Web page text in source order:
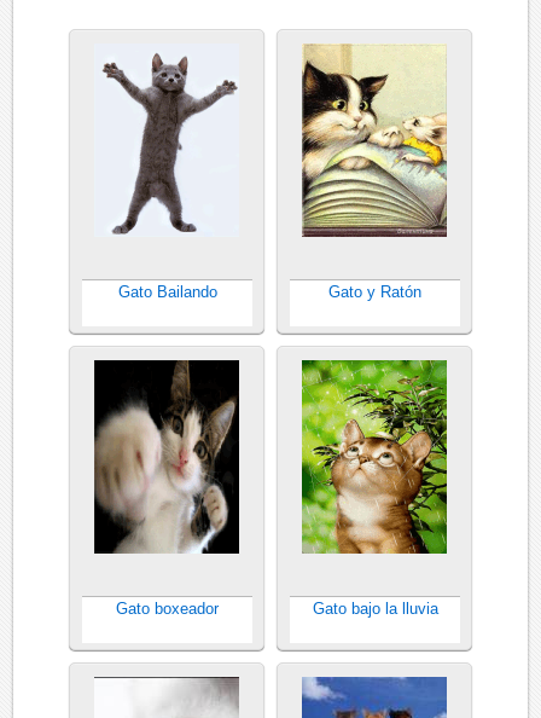
Gato Bailando Gato y Ratón
Gato boxeador Gato bajo la lluvia